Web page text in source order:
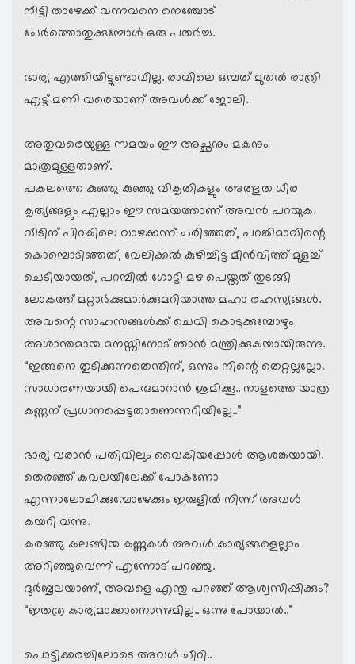
നീട്ടി താഴേക്ക് വന്നവനെ നെഞ്ചോട്
ചേര്‍ത്തൊതുക്കുമ്പോള്‍ ഒരു പതര്‍ച്ച.
ഭാര്യ എത്തിയിട്ടുണ്ടാവില്ല. രാവിലെ ഒമ്പത് മുതല്‍ രാത്രി
എട്ട് മണി വരെയാണ് അവള്‍ക്ക് ജോലി.
അതുവരെയുള്ള സമയം ഈ അച്ഛനും മകനും
മാത്രമുള്ളതാണ്.
പകലത്തെ കുഞ്ഞു കുഞ്ഞു വികൃതികളും അത്ഭുത ധീര
കൃത്യങ്ങളും എല്ലാം ഈ സമയത്താണ് അവന്‍ പറയുക.
വീടിന് പിറകിലെ വാഴക്കന്ന് ചരിഞ്ഞത്, പറങ്കിമാവിന്റെ
കൊമ്പൊടിഞ്ഞത്, വേലിക്കല്‍ കുഴിച്ചിട്ട മീന്‍വിത്ത് മുളച്ച്
ചെടിയായത്, പറമ്പില്‍ ഗോട്ടി മഴ പെയ്തത് തുടങ്ങി
ലോകത്ത് മറ്റാര്‍ക്കുമാര്‍ക്കുമറിയാത്ത മഹാ രഹസ്യങ്ങള്‍.
അവന്റെ സാഹസങ്ങള്‍ക്ക് ചെവി കൊടുക്കുമ്പോഴും
അശാന്തമായ മനസ്സിനോട് ഞാന്‍ മന്ത്രിക്കുകയായിരുന്നു.
“ഇങ്ങനെ തുടിക്കുന്നതെന്തിന്, ഒന്നും നിന്റെ തെറ്റല്ലല്ലോ.
സാധാരണയായി പെരുമാറാന്‍ ശ്രമിക്കൂ.. നാളത്തെ യാത്ര
കണ്ണന് പ്രധാനപ്പെട്ടതാണെന്നറിയില്ലേ..”
ഭാര്യ വരാന്‍ പതിവിലും വൈകിയപ്പോള്‍ ആശങ്കയായി.
തെരഞ്ഞ് കവലയിലേക്ക് പോകണോ
എന്നാലോചിക്കുമ്പോഴേക്കും ഇരുളില്‍ നിന്ന് അവള്‍
കയറി വന്നു.
കരഞ്ഞു കലങ്ങിയ കണ്ണുകള്‍ അവള്‍ കാര്യങ്ങളെല്ലാം
അറിഞ്ഞുവെന്ന് എന്നോട് പറഞ്ഞു.
ദുര്‍ബ്ബലയാണ്, അവളെ എന്തു പറഞ്ഞ് ആശ്വസിപ്പിക്കും?
“ഇതത്ര കാര്യമാക്കാനൊന്നുമില്ല.. ഒന്നു പോയാല്‍..”
പൊട്ടിക്കരച്ചിലോടെ അവള്‍ ചീറി..